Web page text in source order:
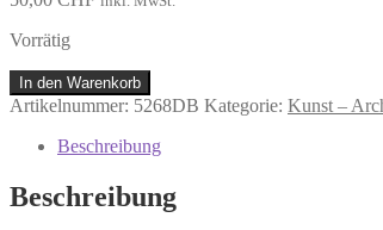
Vorrätig
Dürst,
Fritz:
Gujer
Wirkereien
nach
In den Warenkorb
Artikelnummer: 5268DB Kategorie: Kunst –
Beschreibung
Beschreibung